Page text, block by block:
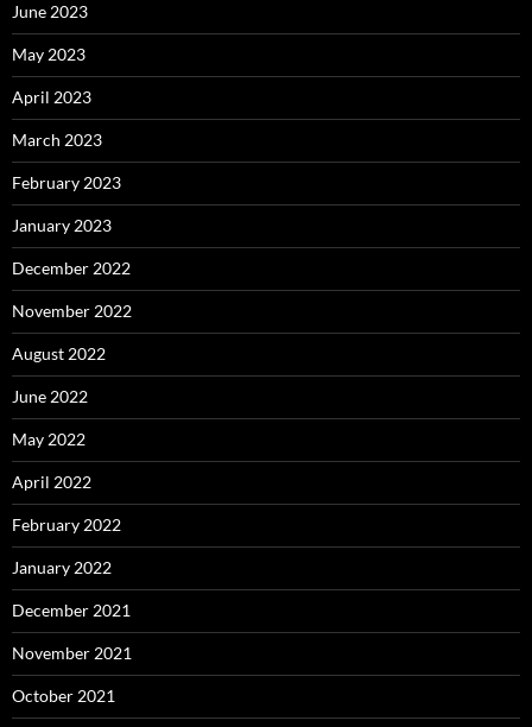
June 2023
May 2023
April 2023
March 2023
February 2023
January 2023
December 2022
November 2022
August 2022
June 2022
May 2022
April 2022
February 2022
January 2022
December 2021
November 2021
October 2021